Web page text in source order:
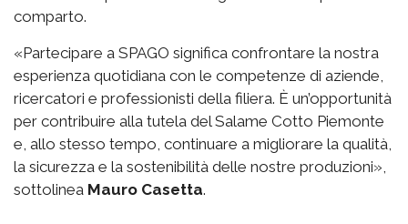
comparto.
«Partecipare a SPAGO significa confrontare la nostra
esperienza quotidiana con le competenze di aziende,
ricercatori e professionisti della filiera. È un’opportunità
per contribuire alla tutela del Salame Cotto Piemonte
e, allo stesso tempo, continuare a migliorare la qualità,
la sicurezza e la sostenibilità delle nostre produzioni»,
sottolinea Mauro Casetta.